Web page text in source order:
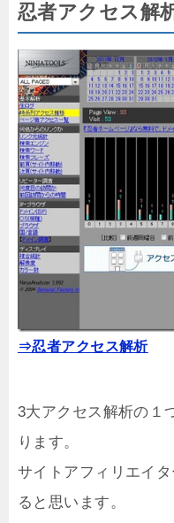
忍者アクセス解
⇒忍者アクセス解析
3大アクセス解析の１
ります。
サイトアフィリエイ
ると思います。